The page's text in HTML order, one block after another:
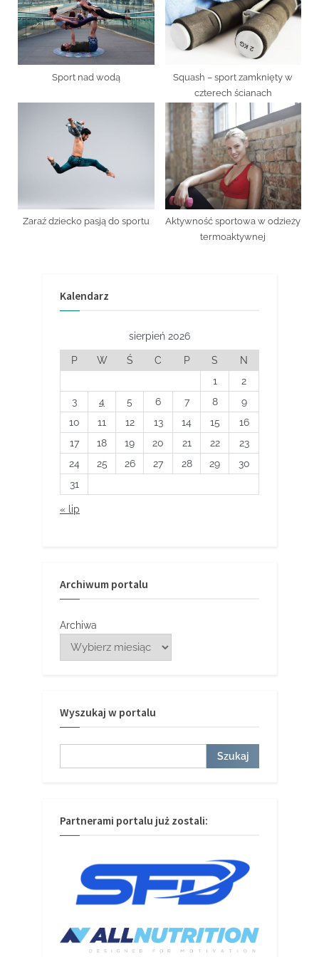
Sport nad wodą
Squash – sport zamknięty w
czterech ścianach
Zaraź dziecko pasją do sportu
Aktywność sportowa w odzieży
termoaktywnej
Kalendarz
sierpień 2026
P W Ś C P S
N
1
2
3
4 5 6 7 8
9
10
11 12 13 14 15
16
17
18 19 20 21 22
23
24
25 26 27 28 29
30
31
« lip
Archiwum portalu
Archiwa
Wyszukaj w portalu
Szukaj
Partnerami portalu już zostali: